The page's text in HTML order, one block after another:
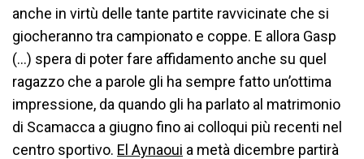
anche in virtù delle tante partite ravvicinate che si
giocheranno tra campionato e coppe. E allora Gasp
(…) spera di poter fare affidamento anche su quel
ragazzo che a parole gli ha sempre fatto un’ottima
impressione, da quando gli ha parlato al matrimonio
di Scamacca a giugno fino ai colloqui più recenti nel
centro sportivo. El Aynaoui a metà dicembre partirà